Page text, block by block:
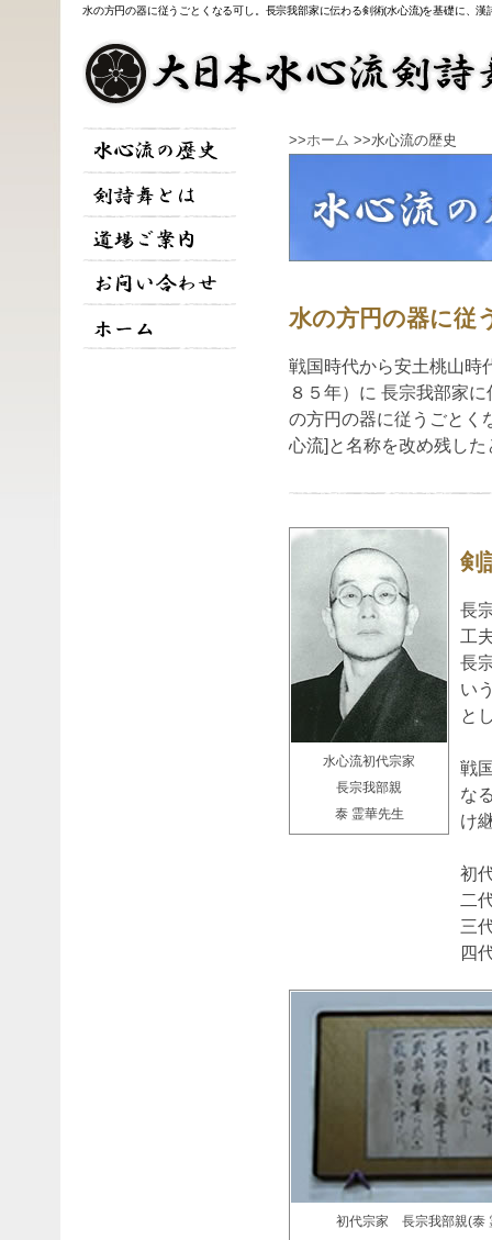
水の方円の器に従うごとくなる可し。長宗我部家に伝わる剣術(水心流)を基礎に、
>>ホーム >>水心流の歴史
水の方円の器に従
戦国時代から安土桃山時
８５年）に 長宗我部家
の方円の器に従うごとく
心流]と名称を改め残し
水心流初代宗家
長宗我部親
泰 霊華先生
剣
長
工
長
い
と
戦
な
け
初
二
三
四
初代宗家 長宗我部親(泰